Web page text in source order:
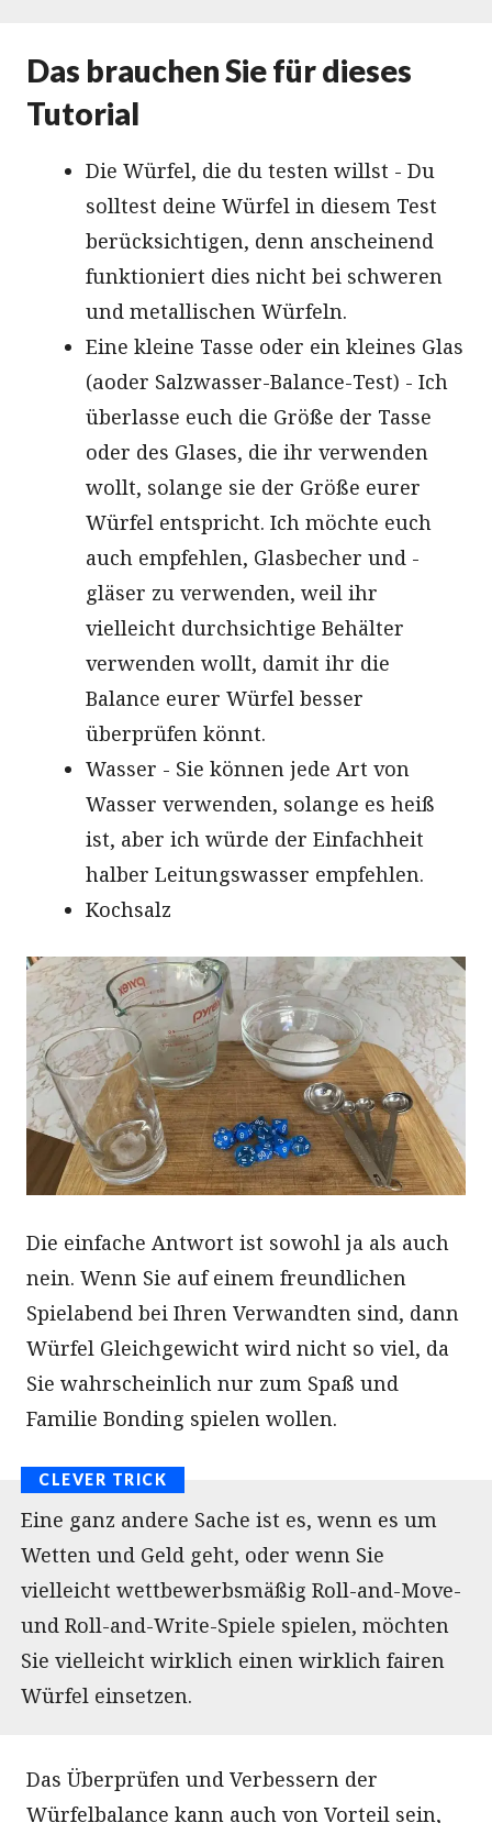
Das brauchen Sie für dieses
Tutorial
Die Würfel, die du testen willst - Du
solltest deine Würfel in diesem Test
berücksichtigen, denn anscheinend
funktioniert dies nicht bei schweren
und metallischen Würfeln.
Eine kleine Tasse oder ein kleines Glas
(аoder Salzwasser-Balance-Test) - Ich
überlasse euch die Größe der Tasse
oder des Glases, die ihr verwenden
wollt, solange sie der Größe eurer
Würfel entspricht. Ich möchte euch
auch empfehlen, Glasbecher und -
gläser zu verwenden, weil ihr
vielleicht durchsichtige Behälter
verwenden wollt, damit ihr die
Balance eurer Würfel besser
überprüfen könnt.
Wasser - Sie können jede Art von
Wasser verwenden, solange es heiß
ist, aber ich würde der Einfachheit
halber Leitungswasser empfehlen.
Kochsalz
Die einfache Antwort ist sowohl ja als auch
nein. Wenn Sie auf einem freundlichen
Spielabend bei Ihren Verwandten sind, dann
Würfel Gleichgewicht wird nicht so viel, da
Sie wahrscheinlich nur zum Spaß und
Familie Bonding spielen wollen.
Eine ganz andere Sache ist es, wenn es um
Wetten und Geld geht, oder wenn Sie
vielleicht wettbewerbsmäßig Roll-and-Move-
und Roll-and-Write-Spiele spielen, möchten
Sie vielleicht wirklich einen wirklich fairen
Würfel einsetzen.
Das Überprüfen und Verbessern der
Würfelbalance kann auch von Vorteil sein,